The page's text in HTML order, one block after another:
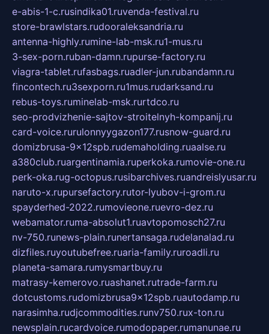
e-abis-1-c.rusindika01.ruvenda-festival.ru
store-brawlstars.rudooraleksandria.ru
antenna-highly.rumine-lab-msk.ru1-mus.ru
3-sex-porn.ruban-damn.rupurse-factory.ru
viagra-tablet.rufasbags.ruadler-jun.rubandamn.ru
fincontech.ru3sexporn.ru1mus.rudarksand.ru
rebus-toys.ruminelab-msk.rurtdco.ru
seo-prodvizhenie-sajtov-stroitelnyh-kompanij.ru
card-voice.rurulonnyygazon177.rusnow-guard.ru
domizbrusa-9x12spb.rudemaholding.ruaalse.ru
a380club.ruargentinamia.ruperkoka.rumovie-one.ru
perk-oka.rug-octopus.rusibarchives.ruandreislyusar.ru
naruto-x.rupursefactory.rutor-lyubov-i-grom.ru
spayderhed-2022.rumovieone.ruevro-dez.ru
webamator.ruma-absolut1.ruavtopomosch27.ru
nv-750.runews-plain.runertansaga.rudelanalad.ru
dizfiles.ruyoutubefree.ruaria-family.ruroadli.ru
planeta-samara.rumysmartbuy.ru
matrasy-kemerovo.ruashanet.rutrade-farm.ru
dotcustoms.rudomizbrusa9x12spb.ruautodamp.ru
narasimha.rudjcommodities.runv750.rux-ton.ru
newsplain.rucardvoice.rumodopaper.rumanunae.ru